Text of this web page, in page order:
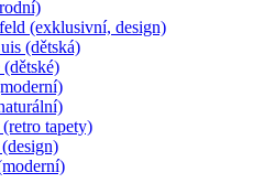
(exklusivní, design)
(dětská)
tapety)